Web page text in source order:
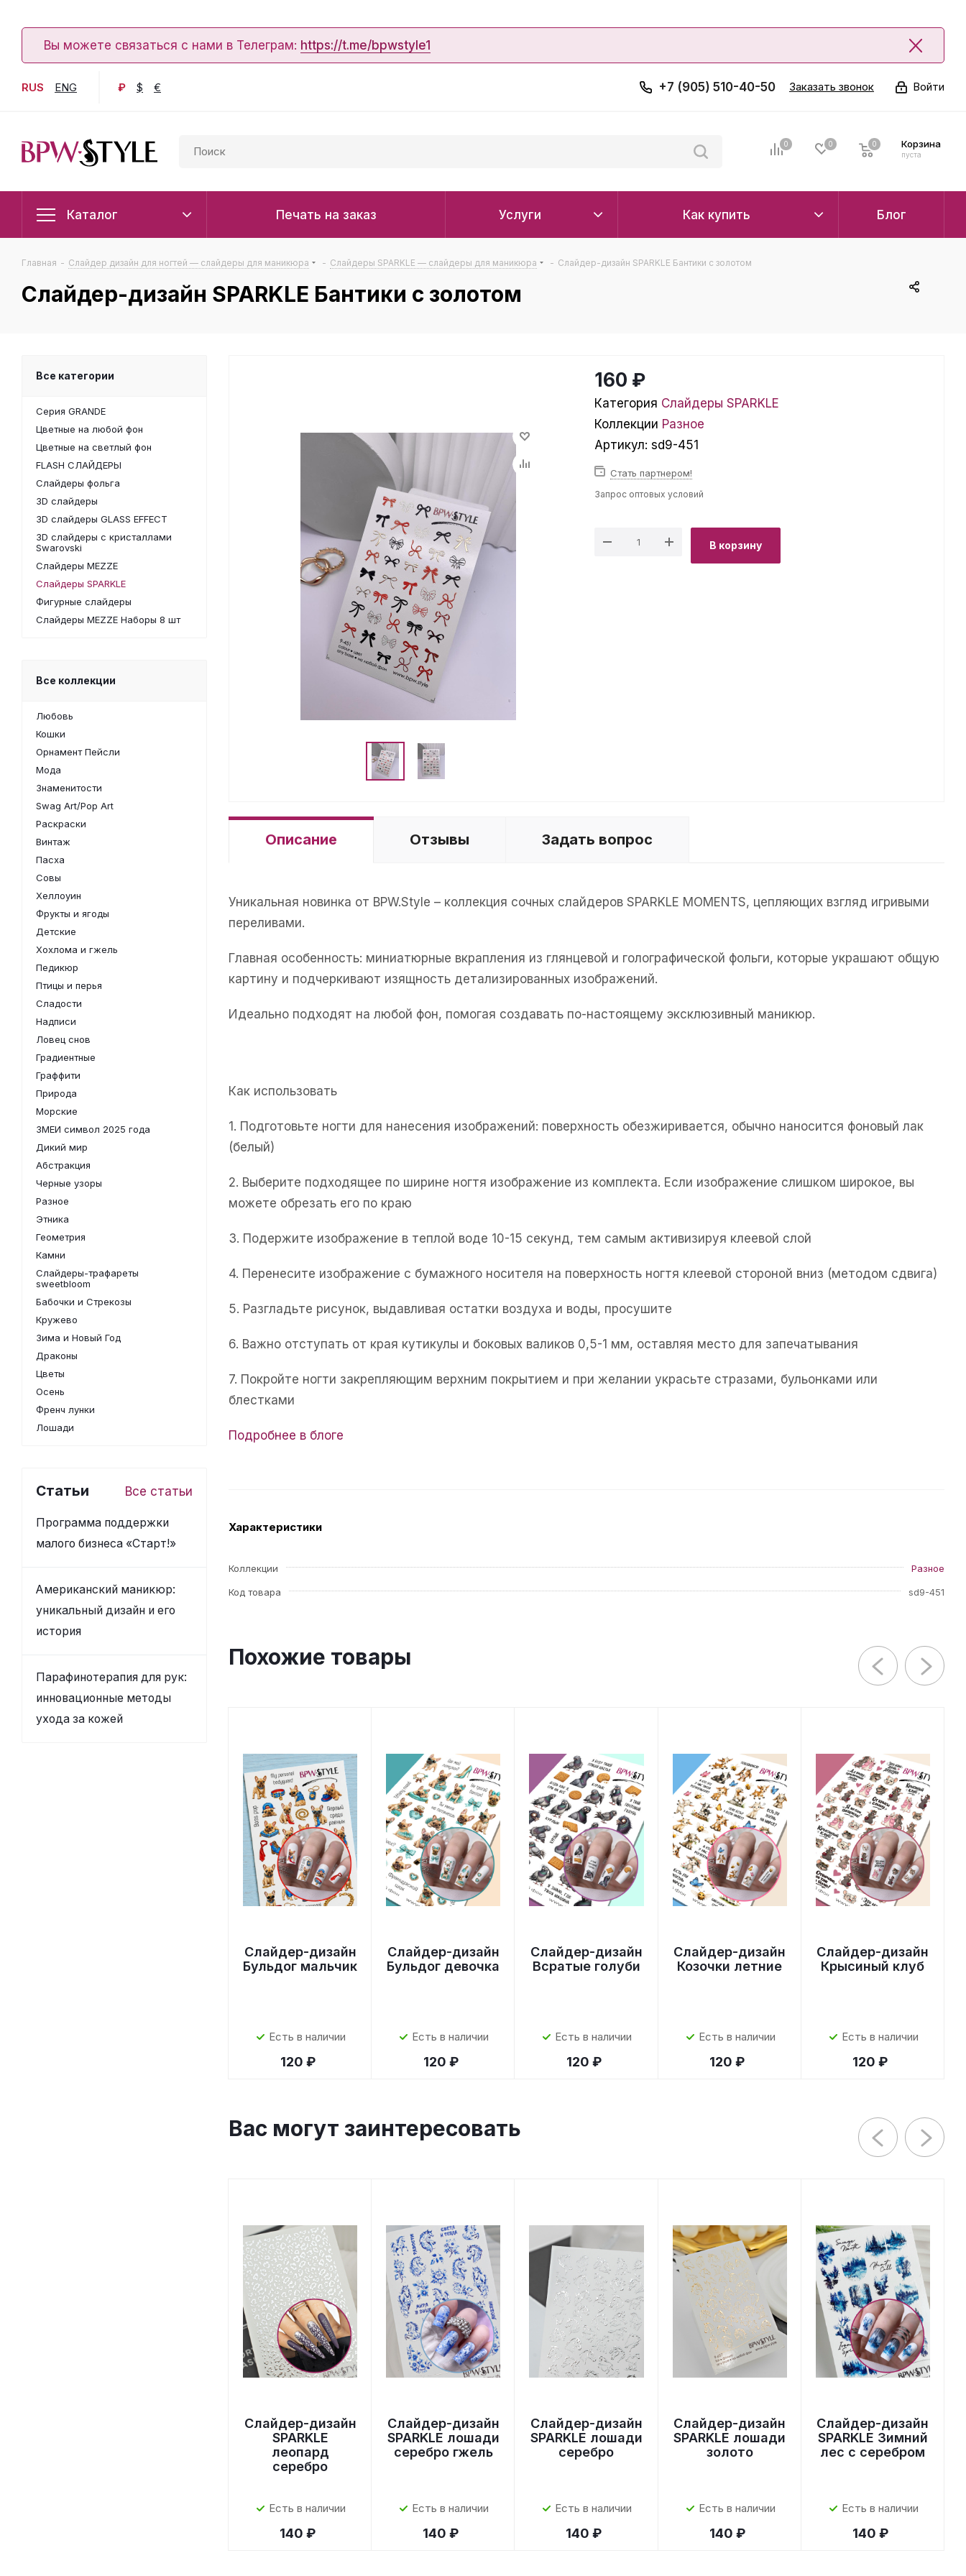
Вы можете связаться с нами в Телеграм: https://t.me/bpwstyle1
RUS ENG ₽ $ € Войти
+7 (905) 510-40-50 Заказать звонок
0 0 Корзина
0
пуста
0
Каталог Печать на заказ Услуги Как купить Блог
Главная - Слайдер дизайн для ногтей — слайдеры для маникюра - Слайдеры SPARKLE — слайдеры для маникюра - Слайдер-дизайн SPARKLE Бантики с золотом
Слайдер-дизайн SPARKLE Бантики с золотом
160 ₽
Категория Слайдеры SPARKLE
Коллекции Разное
Артикул: sd9-451
Стать партнером!
Запрос оптовых условий
В корзину
Описание Отзывы Задать вопрос
Уникальная новинка от BPW.Style – коллекция сочных слайдеров SPARKLE MOMENTS, цепляющих взгляд игривыми
переливами.
Главная особенность: миниатюрные вкрапления из глянцевой и голографической фольги, которые украшают общую
картину и подчеркивают изящность детализированных изображений.
Идеально подходят на любой фон, помогая создавать по-настоящему эксклюзивный маникюр.
Как использовать
1. Подготовьте ногти для нанесения изображений: поверхность обезжиривается, обычно наносится фоновый лак
(белый)
2. Выберите подходящее по ширине ногтя изображение из комплекта. Если изображение слишком широкое, вы
можете обрезать его по краю
3. Подержите изображение в теплой воде 10-15 секунд, тем самым активизируя клеевой слой
4. Перенесите изображение с бумажного носителя на поверхность ногтя клеевой стороной вниз (методом сдвига)
5. Разгладьте рисунок, выдавливая остатки воздуха и воды, просушите
6. Важно отступать от края кутикулы и боковых валиков 0,5-1 мм, оставляя место для запечатывания
7. Покройте ногти закрепляющим верхним покрытием и при желании украсьте стразами, бульонками или
блестками
Подробнее в блоге
Характеристики
Коллекции Разное
Код товара sd9-451
Похожие товары
Слайдер-дизайн
Бульдог мальчик
Есть в наличии
120 ₽
Слайдер-дизайн
Бульдог девочка
Есть в наличии
120 ₽
Слайдер-дизайн
Всратые голуби
Есть в наличии
120 ₽
Слайдер-дизайн
Козочки летние
Есть в наличии
120 ₽
Слайдер-дизайн
Крысиный клуб
Есть в наличии
120 ₽
Вас могут заинтересовать
Слайдер-дизайн
SPARKLE
леопард
серебро
Есть в наличии
140 ₽
Слайдер-дизайн
SPARKLE лошади
серебро гжель
Есть в наличии
140 ₽
Слайдер-дизайн
SPARKLE лошади
серебро
Есть в наличии
140 ₽
Слайдер-дизайн
SPARKLE лошади
золото
Есть в наличии
140 ₽
Слайдер-дизайн
SPARKLE Зимний
лес с серебром
Есть в наличии
140 ₽
Все категории
Серия GRANDE
Цветные на любой фон
Цветные на светлый фон
FLASH СЛАЙДЕРЫ
Слайдеры фольга
3D слайдеры
3D слайдеры GLASS EFFECT
3D слайдеры с кристаллами
Swarovski
Слайдеры MEZZE
Слайдеры SPARKLE
Фигурные слайдеры
Слайдеры MEZZE Наборы 8 шт
Все коллекции
Любовь
Кошки
Орнамент Пейсли
Мода
Знаменитости
Swag Art/Pop Art
Раскраски
Винтаж
Пасха
Совы
Хеллоуин
Фрукты и ягоды
Детские
Хохлома и гжель
Педикюр
Птицы и перья
Сладости
Надписи
Ловец снов
Градиентные
Граффити
Природа
Морские
ЗМЕИ символ 2025 года
Дикий мир
Абстракция
Черные узоры
Разное
Этника
Геометрия
Камни
Слайдеры-трафареты
sweetbloom
Бабочки и Стрекозы
Кружево
Зима и Новый Год
Драконы
Цветы
Осень
Френч лунки
Лошади
Статьи Все статьи
Программа поддержки
малого бизнеса «Старт!»
Американский маникюр:
уникальный дизайн и его
история
Парафинотерапия для рук:
инновационные методы
ухода за кожей